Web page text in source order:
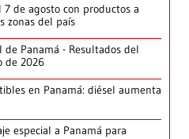
de agosto con productos a
zonas del país
de Panamá - Resultados del
de 2026
en Panamá: diésel aumenta
especial a Panamá para